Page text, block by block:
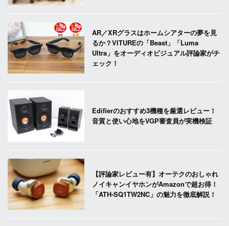
AR／XRグラスはホームシアターの夢を見
るか？VITUREの「Beast」「Luma
Ultra」をオーディオビジュアル評論家がチ
ェック！
Edifierのおすすめ3機種を厳選レビュー！
音質と使い心地をVGP審査員が実機検証
【評論家レビュー有】オーテクのおしゃれ
ノイキャンイヤホンがAmazonで超お得！
「ATH-SQ1TW2NC」の魅力を徹底解説！